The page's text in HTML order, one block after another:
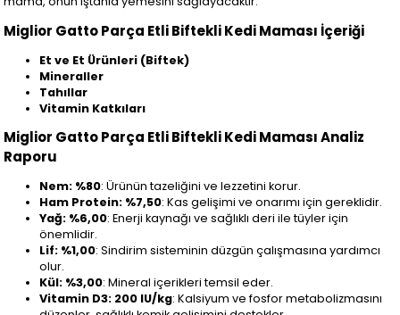
Miglior Gatto Parça Etli Biftekli Kedi Maması İçeriği
Et ve Et Ürünleri (Biftek)
Mineraller
Tahıllar
Vitamin Katkıları
Miglior Gatto Parça Etli Biftekli Kedi Maması Analiz
Raporu
Nem: %80: Ürünün tazeliğini ve lezzetini korur.
Ham Protein: %7,50: Kas gelişimi ve onarımı için gereklidir.
Yağ: %6,00: Enerji kaynağı ve sağlıklı deri ile tüyler için
önemlidir.
Lif: %1,00: Sindirim sisteminin düzgün çalışmasına yardımcı
olur.
Kül: %3,00: Mineral içerikleri temsil eder.
Vitamin D3: 200 IU/kg: Kalsiyum ve fosfor metabolizmasını